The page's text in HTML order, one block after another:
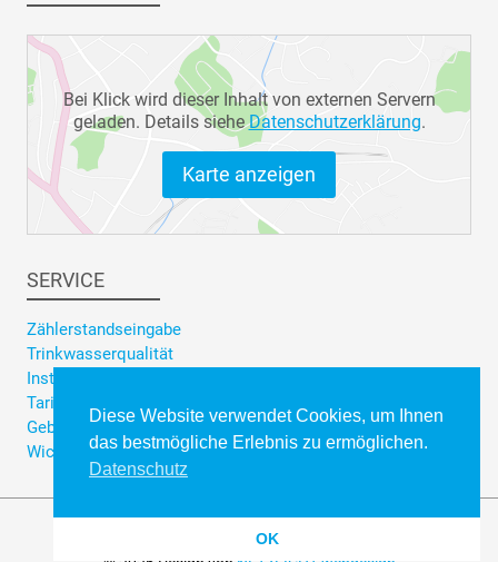
Bei Klick wird dieser Inhalt von externen Servern
geladen. Details sieheDatenschutzerklärung.
Karte anzeigen
SERVICE
Zählerstandseingabe
Trinkwasserqualität
Installateursuche
Tarifrechner Trinkwasser
Gebührenrechner Abwasser
Wichtige Formulare
Impressum
Datenschutzerklärung
Datenschutzinformation (DSI)
Diese Website verwendet Cookies, um Ihnen
das bestmögliche Erlebnis zu ermöglichen.
Datenschutz
OK